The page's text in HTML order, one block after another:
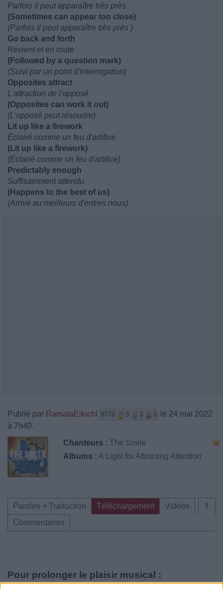
Parfois il peut apparaître très près
(Sometimes can appear too close)
(Parfois il peut apparaître très près )
Go back and forth
Revient et en route
(Followed by a question mark)
(Suivi par un point d'interrogation)
Opposites attract
L'attraction de l'opposé
(Opposites can work it out)
(L'opposé peut résoudre)
Lit up like a firework
Éclairé comme un feu d'artifice
(Lit up like a firework)
(Éclairé comme un feu d'artifice)
Predictably enough
Suffisamment attendu
(Happens to the best of us)
(Arrive au meilleurs d'entres nous)
Publié par RamataEikichi 8770 3 3 5
le 24 mai 2022
à 7h40.
Chanteurs : The Smile
Albums : A Light for Attracting Attention
⇑
Paroles + Traduction Téléchargement
Vidéos
Commentaires
Pour prolonger le plaisir musical :